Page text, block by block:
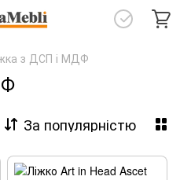
з ДСП і МДФ
За популярністю